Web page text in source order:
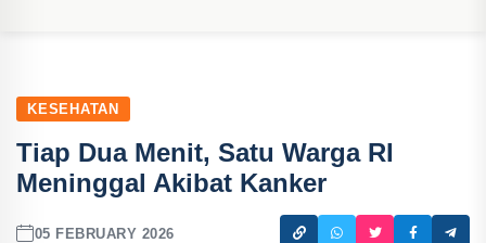
KESEHATAN
Tiap Dua Menit, Satu Warga RI
Meninggal Akibat Kanker
05 FEBRUARY 2026